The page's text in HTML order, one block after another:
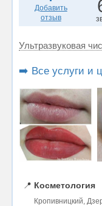
Добавить
отзыв
Ультразвуковая
➡️ Все услуги и
📍 Косметология
Кропивницкий,